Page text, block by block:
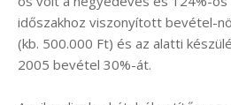
időszakhoz viszonyított bevétel-
(kb. 500.000 Ft) és az alatti
2005 bevétel 30%-át.